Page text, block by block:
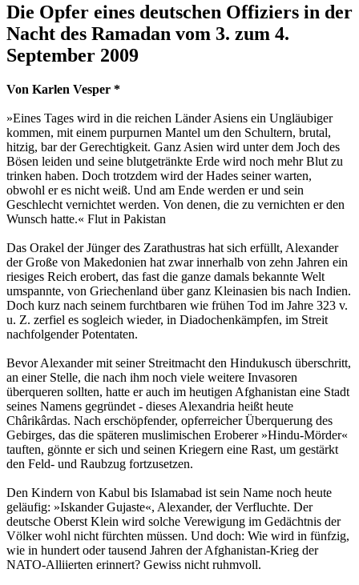
Die Opfer eines deutschen Offiziers in der
Nacht des Ramadan vom 3. zum 4.
September 2009
Von Karlen Vesper *
»Eines Tages wird in die reichen Länder Asiens ein Ungläubiger
kommen, mit einem purpurnen Mantel um den Schultern, brutal,
hitzig, bar der Gerechtigkeit. Ganz Asien wird unter dem Joch des
Bösen leiden und seine blutgetränkte Erde wird noch mehr Blut zu
trinken haben. Doch trotzdem wird der Hades seiner warten,
obwohl er es nicht weiß. Und am Ende werden er und sein
Geschlecht vernichtet werden. Von denen, die zu vernichten er den
Wunsch hatte.« Flut in Pakistan
Das Orakel der Jünger des Zarathustras hat sich erfüllt, Alexander
der Große von Makedonien hat zwar innerhalb von zehn Jahren ein
riesiges Reich erobert, das fast die ganze damals bekannte Welt
umspannte, von Griechenland über ganz Kleinasien bis nach Indien.
Doch kurz nach seinem furchtbaren wie frühen Tod im Jahre 323 v.
u. Z. zerfiel es sogleich wieder, in Diadochenkämpfen, im Streit
nachfolgender Potentaten.
Bevor Alexander mit seiner Streitmacht den Hindukusch überschritt,
an einer Stelle, die nach ihm noch viele weitere Invasoren
überqueren sollten, hatte er auch im heutigen Afghanistan eine Stadt
seines Namens gegründet - dieses Alexandria heißt heute
Chârikârdas. Nach erschöpfender, opferreicher Überquerung des
Gebirges, das die späteren muslimischen Eroberer »Hindu-Mörder«
tauften, gönnte er sich und seinen Kriegern eine Rast, um gestärkt
den Feld- und Raubzug fortzusetzen.
Den Kindern von Kabul bis Islamabad ist sein Name noch heute
geläufig: »Iskander Gujaste«, Alexander, der Verfluchte. Der
deutsche Oberst Klein wird solche Verewigung im Gedächtnis der
Völker wohl nicht fürchten müssen. Und doch: Wie wird in fünfzig,
wie in hundert oder tausend Jahren der Afghanistan-Krieg der
NATO-Alliierten erinnert? Gewiss nicht ruhmvoll.